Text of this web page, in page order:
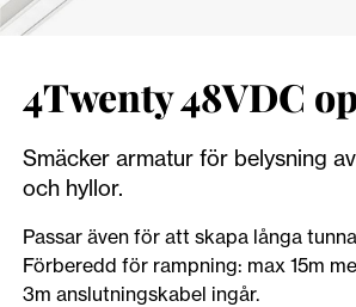
4Twenty 48VDC
Smäcker armatur för belysning
och hyllor.
Passar även för att skapa långa
Förberedd för rampning: max 15m
3m anslutningskabel ingår.